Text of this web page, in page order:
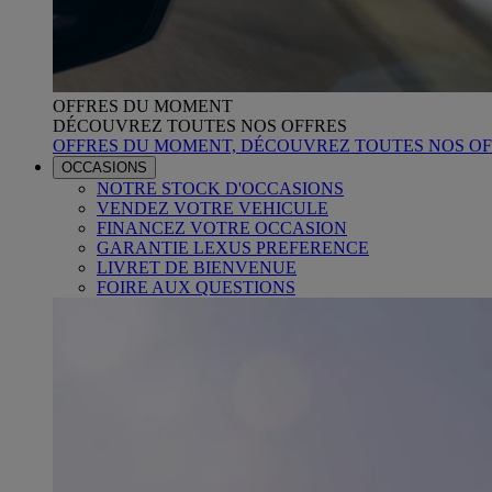
OFFRES DU MOMENT
DÉCOUVREZ TOUTES NOS OFFRES
OFFRES DU MOMENT, DÉCOUVREZ TOUTES NOS
OCCASIONS
NOTRE STOCK D'OCCASIONS
VENDEZ VOTRE VEHICULE
FINANCEZ VOTRE OCCASION
GARANTIE LEXUS PREFERENCE
LIVRET DE BIENVENUE
FOIRE AUX QUESTIONS